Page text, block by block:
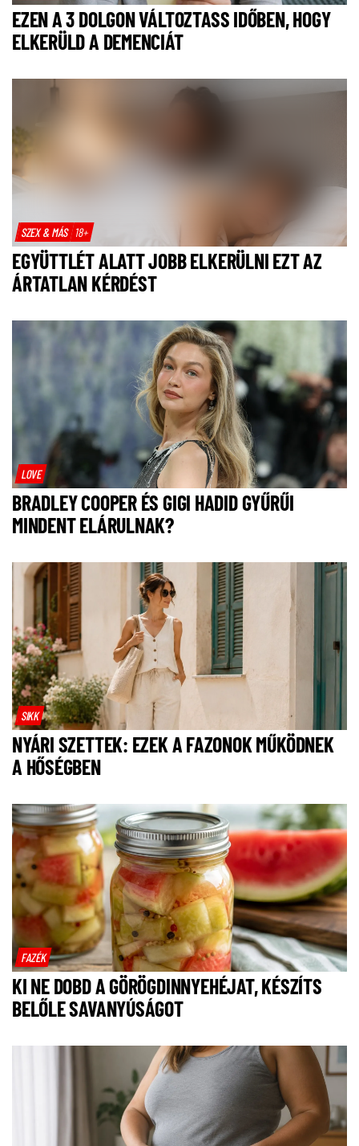
EZEN A 3 DOLGON VÁLTOZTASS IDŐBEN, HOGY
ELKERÜLD A DEMENCIÁT
SZEX & MÁS 18+
EGYÜTTLÉT ALATT JOBB ELKERÜLNI EZT AZ
ÁRTATLAN KÉRDÉST
LOVE
BRADLEY COOPER ÉS GIGI HADID GYŰRŰI
MINDENT ELÁRULNAK?
SIKK
NYÁRI SZETTEK: EZEK A FAZONOK MŰKÖDNEK
A HŐSÉGBEN
FAZÉK
KI NE DOBD A GÖRÖGDINNYEHÉJAT, KÉSZÍTS
BELŐLE SAVANYÚSÁGOT